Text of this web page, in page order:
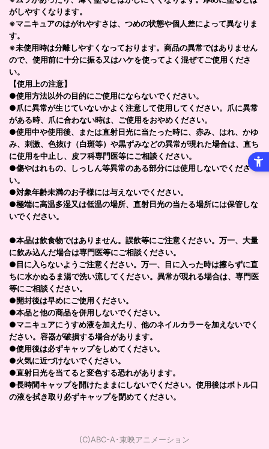
がしやすくなります。
※マニキュアのはがれやすさは、つめの状態や個人差によって異なりま
す。
※未使用時は分離しやすくなっております。商品の異常ではありません
ので、使用前に十分に振る又はハケを使ってよく混ぜてご使用くださ
い。
【使用上の注意】
●使用方法以外の目的にご使用にならないでください。
●爪に異常が生じていないかよく注意して使用してください。爪に異常
がある時、爪に合わない時は、ご使用をおやめください。
●使用中や使用後、または直射日光に当たった時に、赤み、はれ、かゆ
み、刺激、色抜け（白斑等）や黒ずみなどの異常が現れた場合は、直ち
に使用を中止し、皮フ科専門医等にご相談ください。
●傷やはれもの、しっしん等異常のある部分には使用しないでくださ
い。
●対象年齢未満のお子様には与えないでください。
●極端に高温多湿又は低温の場所、直射日光の当たる場所には保管しな
いでください。
●本品は飲食物ではありません。誤飲等にご注意ください。万一、大量
に飲み込んだ場合は専門医等にご相談ください。
●目に入らないようご注意ください。万一、目に入った時は擦らずに直
ちに水かぬるま湯で洗い流してください。異常が現れる場合は、専門医
等にご相談ください。
●開封後は早めにご使用ください。
●本品と他の商品を併用しないでください。
●マニキュアにうすめ液を加えたり、他のネイルカラーを加えないでく
ださい。容器が破損する場合があります。
●使用後は必ずキャップをしめてください。
●火気に近づけないでください。
●直射日光を当てると変色する恐れがあります。
●長時間キャップを開けたままにしないでください。使用後はボトル口
の液を拭き取り必ずキャップを閉めてください。
(C)ABC-A･東映アニメーション